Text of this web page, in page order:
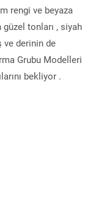
rengi ve beyaza
tonları , siyah
ve derinin de
Grubu Modelleri
bekliyor .